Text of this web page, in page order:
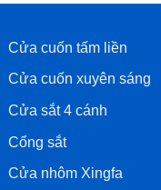
Cửa cuốn tấm liền
Cửa cuốn xuyên sáng
Cửa sắt 4 cánh
Cổng sắt
Cửa nhôm Xingfa